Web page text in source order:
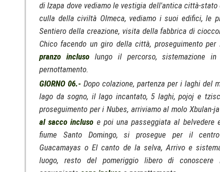
di Izapa dove vediamo le vestigia dell'antica città-
culla della civiltà Olmeca, vediamo i suoi edifici, le
Sentiero della creazione, visita della fabbrica di
Chico facendo un giro della città, proseguimento
pranzo inclusolungo il percorso, sistemazione
pernottamento.
GIORNO 06.- Dopo colazione, partenza per i laghi del
lago da sogno, il lago incantato, 5 laghi, pojoj e
proseguimento per i Nubes, arriviamo al molo Xbulan-
al sacco incluso e poi una passeggiata al belvedere
fiume Santo Domingo, si prosegue per il
Guacamayas o El canto de la selva, Arrivo e
luogo, resto del pomeriggio libero di